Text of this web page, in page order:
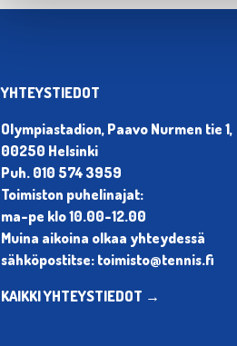
YHTEYSTIEDOT
Olympiastadion, Paavo Nurmen tie 1,
00250 Helsinki
Puh. 010 574 3959
Toimiston puhelinajat:
ma-pe klo 10.00-12.00
Muina aikoina olkaa yhteydessä
sähköpostitse: toimisto@tennis.fi
KAIKKI YHTEYSTIEDOT →